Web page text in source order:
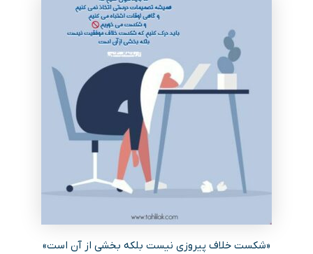
«شکست خلاف پیروزی نیست بلکه بخشی از آن است»